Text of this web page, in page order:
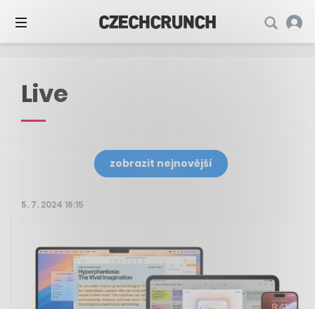
Live
zobrazit nejnovější
5. 7. 2024 16:15